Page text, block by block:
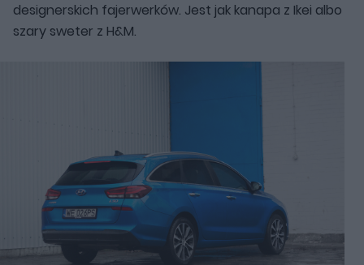
designerskich fajerwerków. Jest jak kanapa z Ikei albo
szary sweter z H&M.